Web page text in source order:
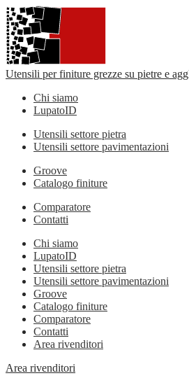
Utensili per finiture grezze su pietre e
Chi siamo
LupatoID
Utensili settore pietra
Utensili settore pavimentazioni
Groove
Catalogo finiture
Comparatore
Contatti
Chi siamo
LupatoID
Utensili settore pietra
Utensili settore pavimentazioni
Groove
Catalogo finiture
Comparatore
Contatti
Area rivenditori
Area rivenditori